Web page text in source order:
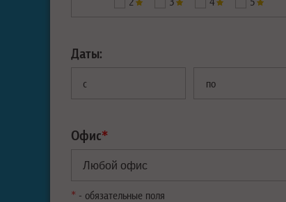
Даты:
с по
Офис*
* - обязательные поля